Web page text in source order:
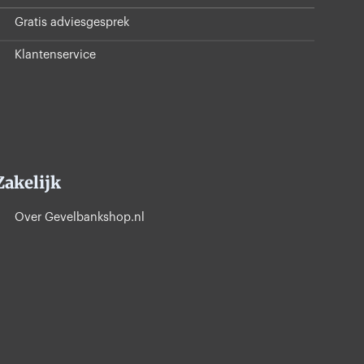
Gratis adviesgesprek
Klantenservice
Over Gevelbankshop.nl